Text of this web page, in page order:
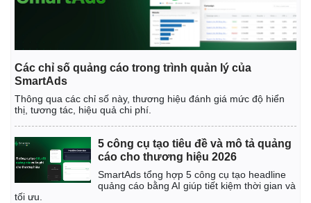
Các chỉ số quảng cáo trong trình quản lý của
SmartAds
Thông qua các chỉ số này, thương hiệu đánh giá mức độ hiển
thị, tương tác, hiệu quả chi phí.
5 công cụ tạo tiêu đề và mô tả quảng
cáo cho thương hiệu 2026
SmartAds tổng hợp 5 công cụ tạo headline
quảng cáo bằng AI giúp tiết kiệm thời gian và
tối ưu.